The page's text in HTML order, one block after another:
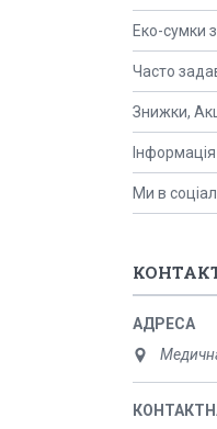
Еко-сумки
Часто
Знижки,
Ми в